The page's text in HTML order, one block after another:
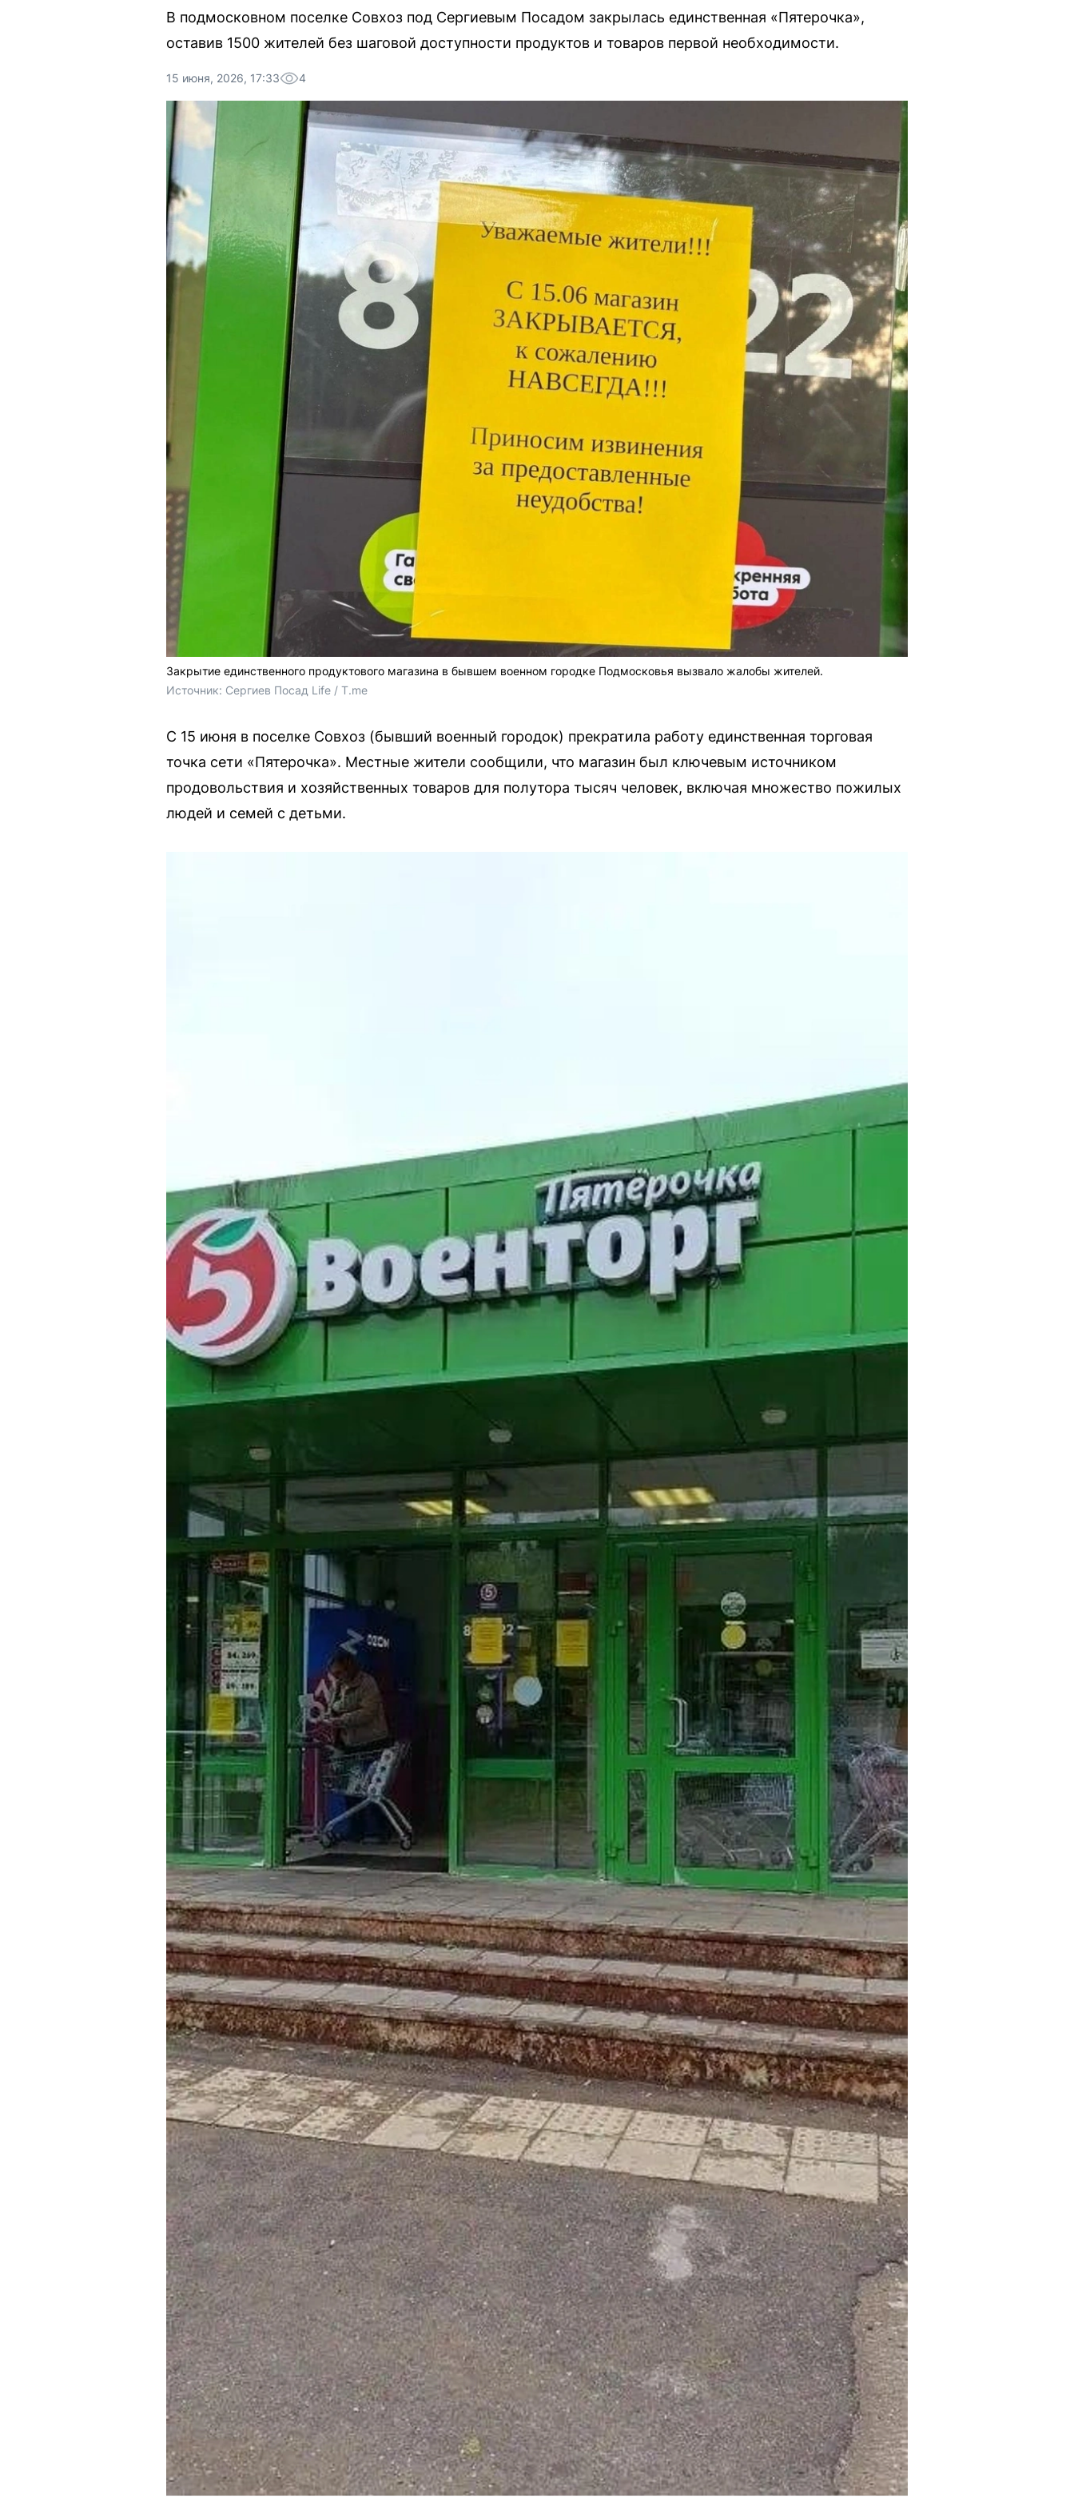
В подмосковном поселке Совхоз под Сергиевым Посадом закрылась единственная «Пятерочка»,
оставив 1500 жителей без шаговой доступности продуктов и товаров первой необходимости.
15 июня, 2026, 17:33 4
Закрытие единственного продуктового магазина в бывшем военном городке Подмосковья вызвало жалобы жителей.
Источник: Сергиев Посад Life / T.me
С 15 июня в поселке Совхоз (бывший военный городок) прекратила работу единственная торговая
точка сети «Пятерочка». Местные жители сообщили, что магазин был ключевым источником
продовольствия и хозяйственных товаров для полутора тысяч человек, включая множество пожилых
людей и семей с детьми.